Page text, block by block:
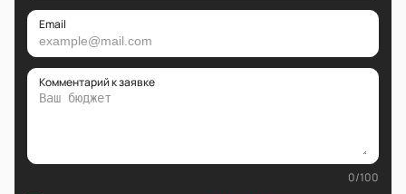
Email
Комментарий к заявке
0/100